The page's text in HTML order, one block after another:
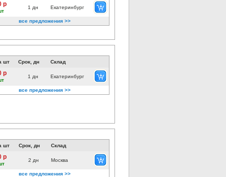
р 1 дн Екатеринбург
все предложения >>
шт Срок, дн Склад
р 1 дн Екатеринбург
все предложения >>
шт Срок, дн Склад
р 2 дн Москва
все предложения >>